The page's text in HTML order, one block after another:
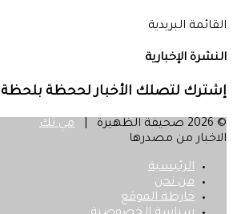
القائمة البريدية
النشرة الإخبارية
إشترك لتصلك الأخبار لححظة بلحظة
© 2026 صحيفة الظهيرة |
مي تك
الاخبار من مصدرها
الرئيسية
من نحن
خارطة الموقع